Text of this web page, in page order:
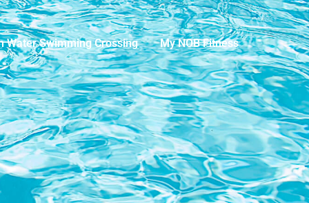
Water Swimming Crossing My NOB Fitness